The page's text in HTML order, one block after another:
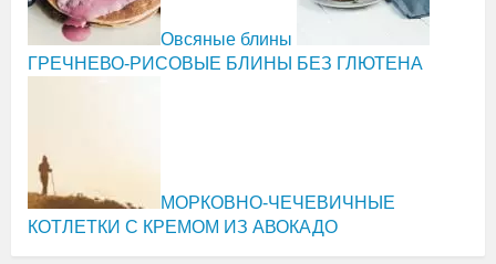
Овсяные блины
ГРЕЧНЕВО-РИСОВЫЕ БЛИНЫ БЕЗ ГЛЮТЕНА
МОРКОВНО-ЧЕЧЕВИЧНЫЕ
КОТЛЕТКИ С КРЕМОМ ИЗ АВОКАДО